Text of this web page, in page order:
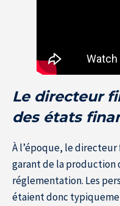
Le directeur
des états
À l’époque, le
garant de la production
réglementation. Les
étaient donc